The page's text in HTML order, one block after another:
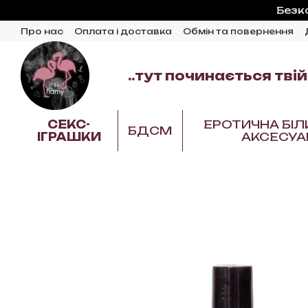
Про нас Оплата і доставка Обмін та повернення
Відгуки про магазин
..тут починається
СЕКС-
ІГРАШКИ
БДСМ
ЕРОТИЧНА